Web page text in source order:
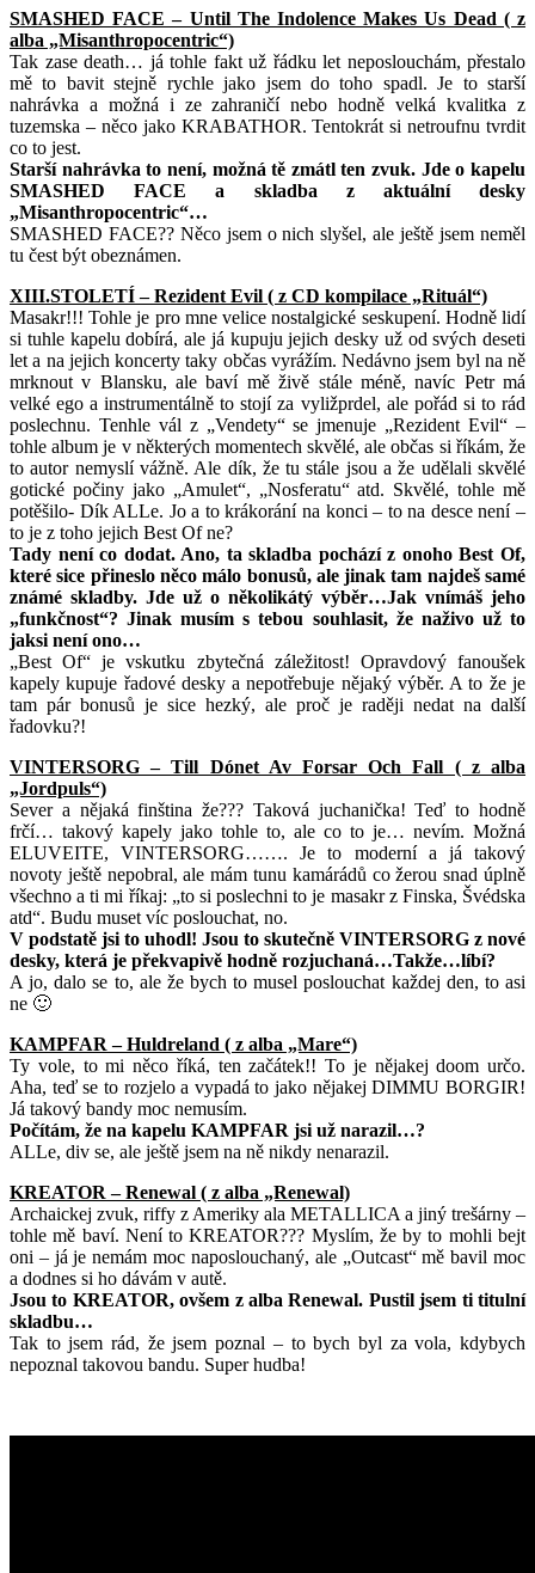
SMASHED FACE – Until The Indolence Makes Us Dead ( z
alba „Misanthropocentric“)
Tak zase death… já tohle fakt už řádku let neposlouchám, přestalo
mě to bavit stejně rychle jako jsem do toho spadl. Je to starší
nahrávka a možná i ze zahraničí nebo hodně velká kvalitka z
tuzemska – něco jako KRABATHOR. Tentokrát si netroufnu tvrdit
co to jest.
Starší nahrávka to není, možná tě zmátl ten zvuk. Jde o kapelu
SMASHED FACE a skladba z aktuální desky
„Misanthropocentric“…
SMASHED FACE?? Něco jsem o nich slyšel, ale ještě jsem neměl
tu čest být obeznámen.
XIII.STOLETÍ – Rezident Evil ( z CD kompilace „Rituál“)
Masakr!!! Tohle je pro mne velice nostalgické seskupení. Hodně lidí
si tuhle kapelu dobírá, ale já kupuju jejich desky už od svých deseti
let a na jejich koncerty taky občas vyrážím. Nedávno jsem byl na ně
mrknout v Blansku, ale baví mě živě stále méně, navíc Petr má
velké ego a instrumentálně to stojí za vyližprdel, ale pořád si to rád
poslechnu. Tenhle vál z „Vendety“ se jmenuje „Rezident Evil“ –
tohle album je v některých momentech skvělé, ale občas si říkám, že
to autor nemyslí vážně. Ale dík, že tu stále jsou a že udělali skvělé
gotické počiny jako „Amulet“, „Nosferatu“ atd. Skvělé, tohle mě
potěšilo- Dík ALLe. Jo a to krákorání na konci – to na desce není –
to je z toho jejich Best Of ne?
Tady není co dodat. Ano, ta skladba pochází z onoho Best Of,
které sice přineslo něco málo bonusů, ale jinak tam najdeš samé
známé skladby. Jde už o několikátý výběr…Jak vnímáš jeho
„funkčnost“? Jinak musím s tebou souhlasit, že naživo už to
jaksi není ono…
„Best Of“ je vskutku zbytečná záležitost! Opravdový fanoušek
kapely kupuje řadové desky a nepotřebuje nějaký výběr. A to že je
tam pár bonusů je sice hezký, ale proč je raději nedat na další
řadovku?!
VINTERSORG – Till Dónet Av Forsar Och Fall ( z alba
„Jordpuls“)
Sever a nějaká finština že??? Taková juchanička! Teď to hodně
frčí… takový kapely jako tohle to, ale co to je… nevím. Možná
ELUVEITE, VINTERSORG……. Je to moderní a já takový
novoty ještě nepobral, ale mám tunu kamárádů co žerou snad úplně
všechno a ti mi říkaj: „to si poslechni to je masakr z Finska, Švédska
atd“. Budu muset víc poslouchat, no.
V podstatě jsi to uhodl! Jsou to skutečně VINTERSORG z nové
desky, která je překvapivě hodně rozjuchaná…Takže…líbí?
A jo, dalo se to, ale že bych to musel poslouchat každej den, to asi
ne 🙂
KAMPFAR – Huldreland ( z alba „Mare“)
Ty vole, to mi něco říká, ten začátek!! To je nějakej doom určo.
Aha, teď se to rozjelo a vypadá to jako nějakej DIMMU BORGIR!
Já takový bandy moc nemusím.
Počítám, že na kapelu KAMPFAR jsi už narazil…?
ALLe, div se, ale ještě jsem na ně nikdy nenarazil.
KREATOR – Renewal ( z alba „Renewal)
Archaickej zvuk, riffy z Ameriky ala METALLICA a jiný trešárny –
tohle mě baví. Není to KREATOR??? Myslím, že by to mohli bejt
oni – já je nemám moc naposlouchaný, ale „Outcast“ mě bavil moc
a dodnes si ho dávám v autě.
Jsou to KREATOR, ovšem z alba Renewal. Pustil jsem ti titulní
skladbu…
Tak to jsem rád, že jsem poznal – to bych byl za vola, kdybych
nepoznal takovou bandu. Super hudba!